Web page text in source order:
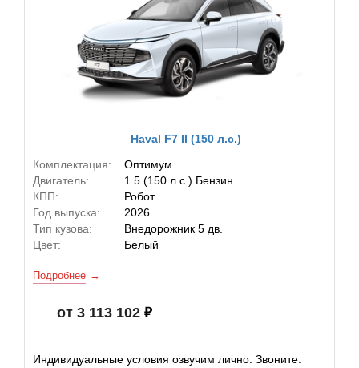
Haval F7 II (150 л.с.)
Комплектация:
Оптимум
Двигатель:
1.5 (150 л.с.) Бензин
КПП:
Робот
Год выпуска:
2026
Тип кузова:
Внедорожник 5 дв.
Цвет:
Белый
Подробнее
от 3 113 102
Индивидуальные условия озвучим лично. Звоните: